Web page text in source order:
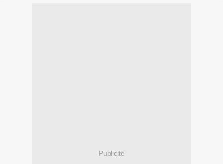
Publicité